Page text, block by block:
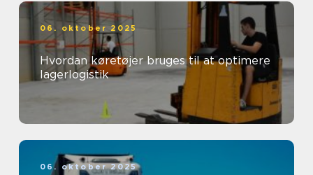
06. oktober 2025
Hvordan køretøjer bruges til at optimere
lagerlogistik
06. oktober 2025